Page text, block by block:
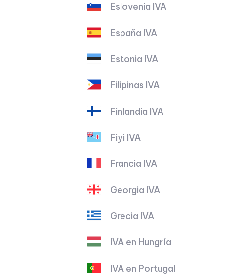
Eslovenia IVA
España IVA
Estonia IVA
Filipinas IVA
Finlandia IVA
Fiyi IVA
Francia IVA
Georgia IVA
Grecia IVA
IVA en Hungría
IVA en Portugal